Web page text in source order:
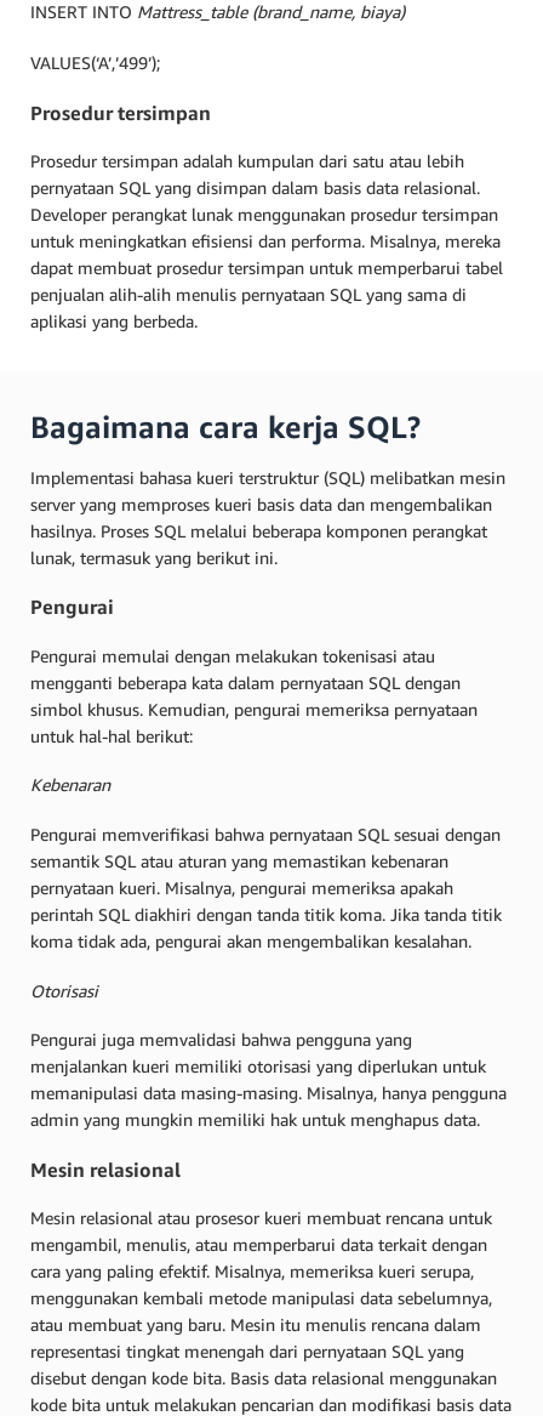
INSERT INTO Mattress_table (brand_name, biaya)
VALUES(‘A’,’499’);
Prosedur tersimpan
Prosedur tersimpan adalah kumpulan dari satu atau lebih
pernyataan SQL yang disimpan dalam basis data relasional.
Developer perangkat lunak menggunakan prosedur tersimpan
untuk meningkatkan efisiensi dan performa. Misalnya, mereka
dapat membuat prosedur tersimpan untuk memperbarui tabel
penjualan alih-alih menulis pernyataan SQL yang sama di
aplikasi yang berbeda.
Bagaimana cara kerja SQL?
Implementasi bahasa kueri terstruktur (SQL) melibatkan mesin
server yang memproses kueri basis data dan mengembalikan
hasilnya. Proses SQL melalui beberapa komponen perangkat
lunak, termasuk yang berikut ini.
Pengurai
Pengurai memulai dengan melakukan tokenisasi atau
mengganti beberapa kata dalam pernyataan SQL dengan
simbol khusus. Kemudian, pengurai memeriksa pernyataan
untuk hal-hal berikut:
Kebenaran
Pengurai memverifikasi bahwa pernyataan SQL sesuai dengan
semantik SQL atau aturan yang memastikan kebenaran
pernyataan kueri. Misalnya, pengurai memeriksa apakah
perintah SQL diakhiri dengan tanda titik koma. Jika tanda titik
koma tidak ada, pengurai akan mengembalikan kesalahan.
Otorisasi
Pengurai juga memvalidasi bahwa pengguna yang
menjalankan kueri memiliki otorisasi yang diperlukan untuk
memanipulasi data masing-masing. Misalnya, hanya pengguna
admin yang mungkin memiliki hak untuk menghapus data.
Mesin relasional
Mesin relasional atau prosesor kueri membuat rencana untuk
mengambil, menulis, atau memperbarui data terkait dengan
cara yang paling efektif. Misalnya, memeriksa kueri serupa,
menggunakan kembali metode manipulasi data sebelumnya,
atau membuat yang baru. Mesin itu menulis rencana dalam
representasi tingkat menengah dari pernyataan SQL yang
disebut dengan kode bita. Basis data relasional menggunakan
kode bita untuk melakukan pencarian dan modifikasi basis data